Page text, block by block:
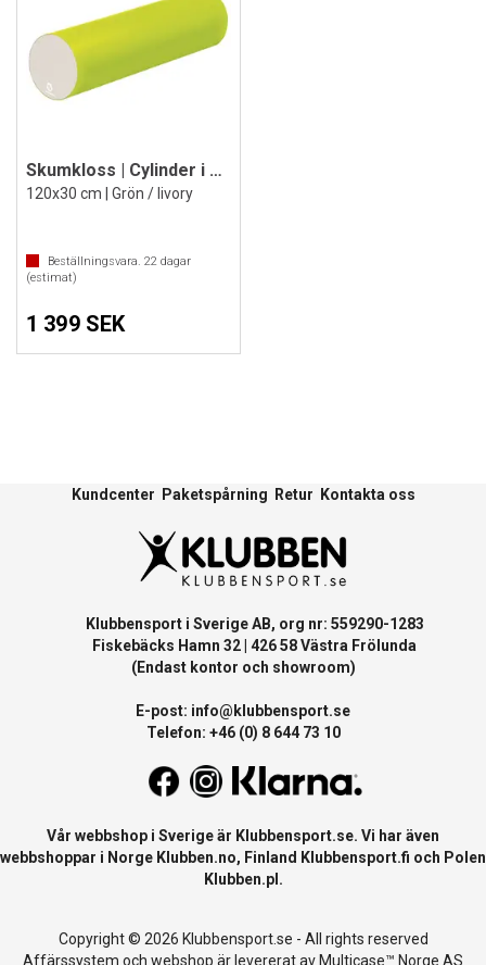
Skumkloss | Cylinder i skum
120x30 cm | Grön / Iivory
Beställningsvara. 22 dagar
(estimat)
1 399 SEK
Kundcenter Paketspårning Retur Kontakta oss
Klubbensport i Sverige AB, org nr: 559290-1283
Fiskebäcks Hamn 32 | 426 58 Västra Frölunda
(Endast kontor och showroom)
E-post: info@klubbensport.se
Telefon: +46 (0) 8 644 73 10
Vår webbshop i Sverige är Klubbensport.se. Vi har även
webbshoppar i Norge Klubben.no, Finland Klubbensport.fi och Polen
Klubben.pl .
Copyright © 2026 Klubbensport.se - All rights reserved
Affärssystem och webshop är levererat av Multicase™ Norge AS